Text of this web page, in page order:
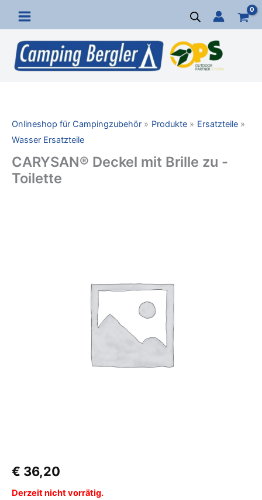
Inhalt
springen
Onlineshop für Campingzubehör Produkte
Ersatzteile
Wasser Ersatzteile
CARYSAN® Deckel mit Brille zu -
Toilette
€ 36,20
Derzeit nicht vorrätig.